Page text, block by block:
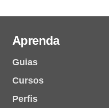
Aprenda
Guias
Cursos
Perfis